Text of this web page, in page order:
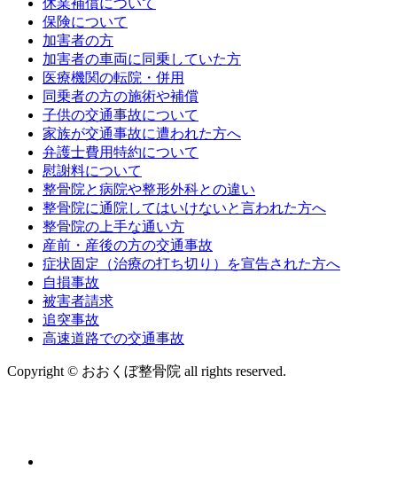
保険について
加害者の方
加害者の車両に同乗していた方
医療機関の転院・併用
同乗者の方の施術や補償
子供の交通事故について
家族が交通事故に遭われた方へ
弁護士費用特約について
慰謝料について
整骨院と病院や整形外科との違い
整骨院に通院してはいけないと言われた方へ
整骨院の上手な通い方
産前・産後の方の交通事故
症状固定（治療の打ち切り）を宣告された方へ
自損事故
被害者請求
追突事故
高速道路での交通事故
Copyright © おおくぼ整骨院 all rights reserved.